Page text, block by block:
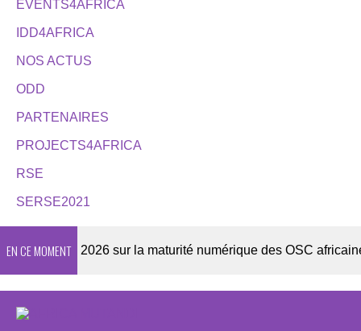
EVENTS4AFRICA
IDD4AFRICA
NOS ACTUS
ODD
PARTENAIRES
PROJECTS4AFRICA
RSE
SERSE2021
EN CE MOMENT2026 sur la maturité numérique des OSC africaines